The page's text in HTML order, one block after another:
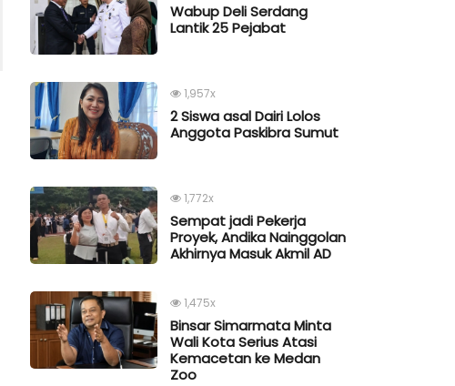
Wabup Deli Serdang
Lantik 25 Pejabat
1,957x
2 Siswa asal Dairi Lolos
Anggota Paskibra Sumut
1,772x
Sempat jadi Pekerja
Proyek, Andika Nainggolan
Akhirnya Masuk Akmil AD
1,475x
Binsar Simarmata Minta
Wali Kota Serius Atasi
Kemacetan ke Medan
Zoo